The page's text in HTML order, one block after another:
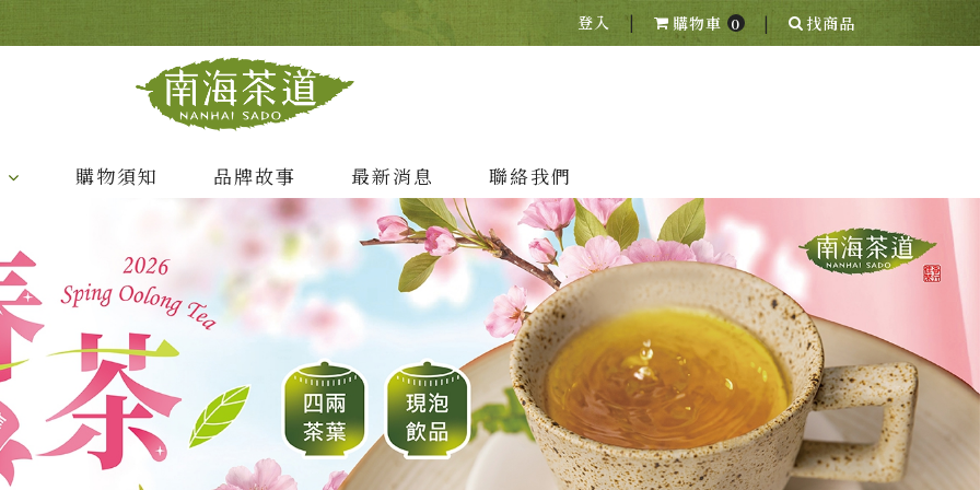
登入 | 購物車 0 | 找商品
購物須知 品牌故事 最新消息 聯絡我們